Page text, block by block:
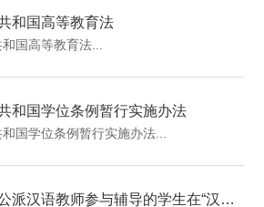
和国高等教育法
国高等教育法...
和国学位条例暂行实施办法
国学位条例暂行实施办法...